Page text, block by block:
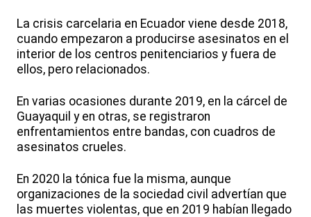
La crisis carcelaria en Ecuador viene desde 2018,
cuando empezaron a producirse asesinatos en el
interior de los centros penitenciarios y fuera de
ellos, pero relacionados.
En varias ocasiones durante 2019, en la cárcel de
Guayaquil y en otras, se registraron
enfrentamientos entre bandas, con cuadros de
asesinatos crueles.
En 2020 la tónica fue la misma, aunque
organizaciones de la sociedad civil advertían que
las muertes violentas, que en 2019 habían llegado